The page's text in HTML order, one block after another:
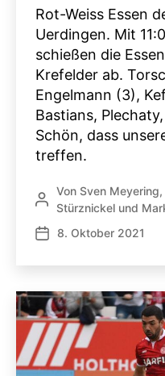
Rot-Weiss Essen
Uerdingen. Mit
schießen die
Krefelder ab.
Engelmann (3),
Bastians,
Schön, dass
treffen.
Beitragsautor
Von Sven Meyering,
Stürznickel und
Veröffentlichungsdatum
8. Oktober 2021